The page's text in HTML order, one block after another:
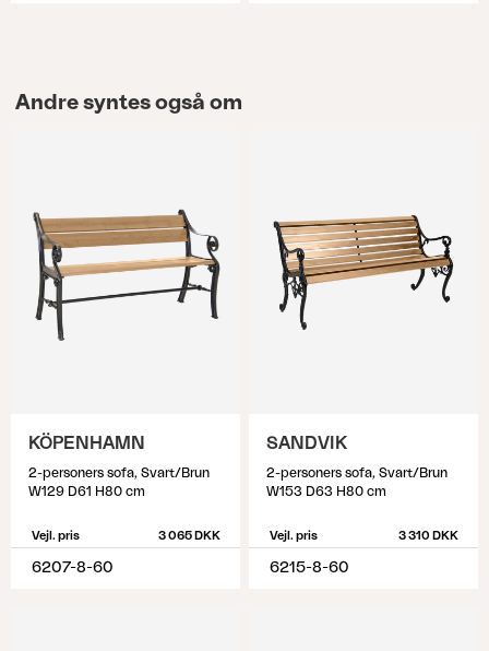
Andre syntes også om
KÖPENHAMN
2-personers sofa, Svart/Brun
W129 D61 H80 cm
Vejl. pris 3 065 DKK
6207-8-60
SANDVIK
2-personers sofa, Svart/Brun
W153 D63 H80 cm
Vejl. pris 3 310 DKK
6215-8-60